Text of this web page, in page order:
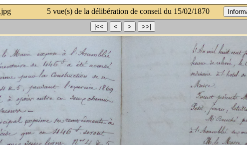
5 vue(s) de la délibération de conseil du 15/02/1870